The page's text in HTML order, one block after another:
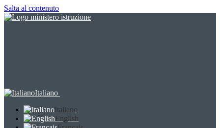
Salta al contenuto
Italiano
Italiano
English